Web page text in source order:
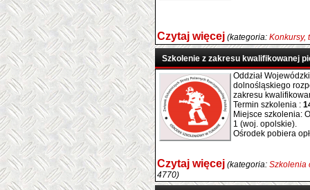
Czytaj więcej (kategoria: Konkursy,
Szkolenie z zakresu kwalifikowanej
Oddział
dolnośląskiego
zakresu
Termin szkolenia :
Miejsce szkolenia:
1 (woj. opolskie).
Ośrodek pobiera
Czytaj więcej (kategoria: Szkolenia
4770)